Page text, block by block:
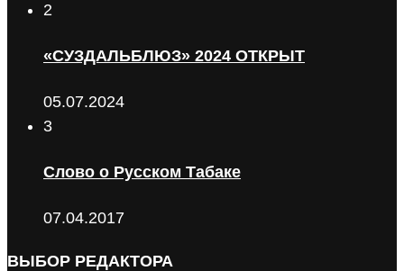
2
«СУЗДАЛЬБЛЮЗ» 2024 ОТКРЫТ
05.07.2024
3
Слово о Русском Табаке
07.04.2017
ВЫБОР РЕДАКТОРА